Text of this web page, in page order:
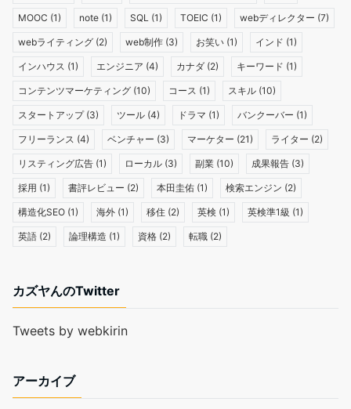
MOOC (1) note (1) SQL (1) TOEIC (1) webディレクター (7)
webライティング (2) web制作 (3) お笑い (1) インド (1)
インハウス (1) エンジニア (4) カナダ (2) キーワード (1)
コンテンツマーケティング (10) コース (1) スキル (10)
スタートアップ(3) ツール (4) ドラマ (1) バンクーバー (1)
フリーランス (4) ベンチャー (3) マーケター (21) ライター (2)
リスティング広告 (1) ローカル (3) 副業 (10) 成果報告 (3)
採用 (1) 書評レビュー (2) 本田圭佑 (1) 検索エンジン (2)
構造化SEO (1) 海外 (1) 移住 (2) 英検 (1) 英検準1級 (1)
英語 (2) 論理構造 (1) 資格 (2) 転職 (2)
カズヤんのTwitter
Tweets by webkirin
アーカイブ